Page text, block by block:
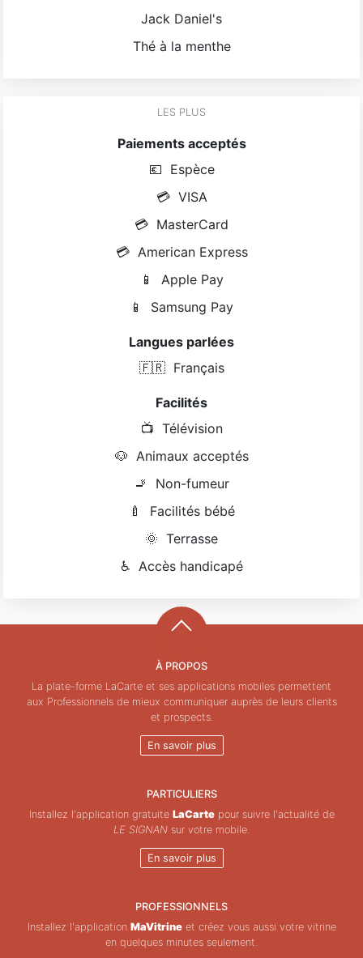
Jack Daniel's
Thé à la menthe
LES PLUS
Paiements acceptés
💶 Espèce
💳 VISA
💳 MasterCard
💳 American Express
📱
Apple Pay
📱
Samsung Pay
Langues parlées
🇫🇷 Français
Facilités
📺 Télévision
🐶 Animaux acceptés
🚬
Non-fumeur
🍼
Facilités bébé
🌞 Terrasse
♿ Accès handicapé
À PROPOS
La plate-forme LaCarte et ses applications mobiles permettent
aux Professionnels de mieux communiquer auprès de leurs clients
et prospects.
En savoir plus
PARTICULIERS
Installez l'application gratuite LaCartepour suivre l'actualité de
LE SIGNAN sur votre mobile.
En savoir plus
PROFESSIONNELS
Installez l'application MaVitrineet créez vous aussi votre vitrine
en quelques minutes seulement.